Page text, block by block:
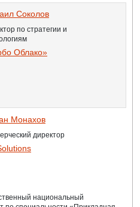
Соколов
по стратегии и
Облако»
Монахов
директор
национальный